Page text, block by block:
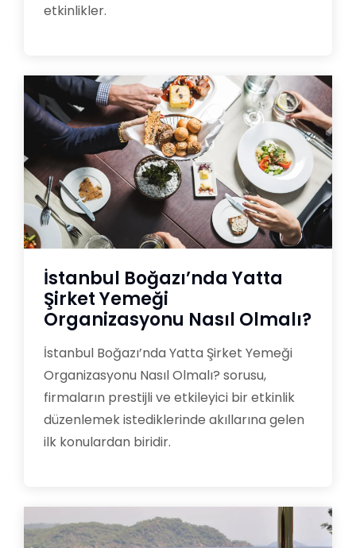
etkinlikler.
İstanbul Boğazı’nda Yatta
Şirket Yemeği
Organizasyonu Nasıl Olmalı?
İstanbul Boğazı’nda Yatta Şirket Yemeği
Organizasyonu Nasıl Olmalı? sorusu,
firmaların prestijli ve etkileyici bir etkinlik
düzenlemek istediklerinde akıllarına gelen
ilk konulardan biridir.